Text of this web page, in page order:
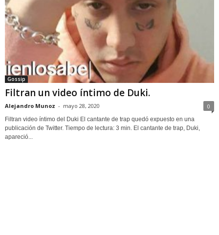
Gossip
Filtran un video íntimo de Duki.
Alejandro Munoz - mayo 28, 2020 0
Filtran video íntimo del Duki El cantante de trap quedó expuesto en una
publicación de Twitter. Tiempo de lectura: 3 min. El cantante de trap, Duki,
apareció...